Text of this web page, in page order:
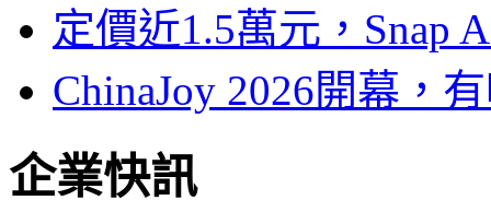
定價近1.5萬元，Snap
ChinaJoy 2026開幕，
企業快訊